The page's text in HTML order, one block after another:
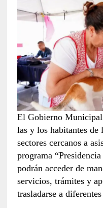
El Gobierno
las y los habitantes
sectores cercanos a
programa
podrán acceder de
servicios, trámites y
trasladarse a